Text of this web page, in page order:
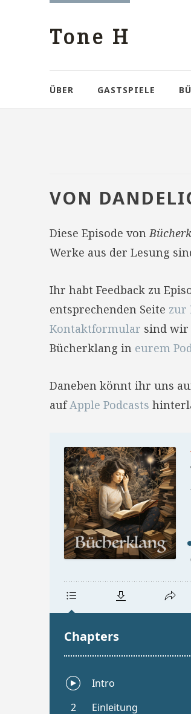
Tone H
ÜBER GASTSPIELE
VON
Diese Episode von
Werke aus der Lesung
Ihr habt Feedback zu
entsprechenden Seite zur
Kontaktformular sind wir
Bücherklang in eurem
Daneben könnt ihr uns
aufApple Podcasts